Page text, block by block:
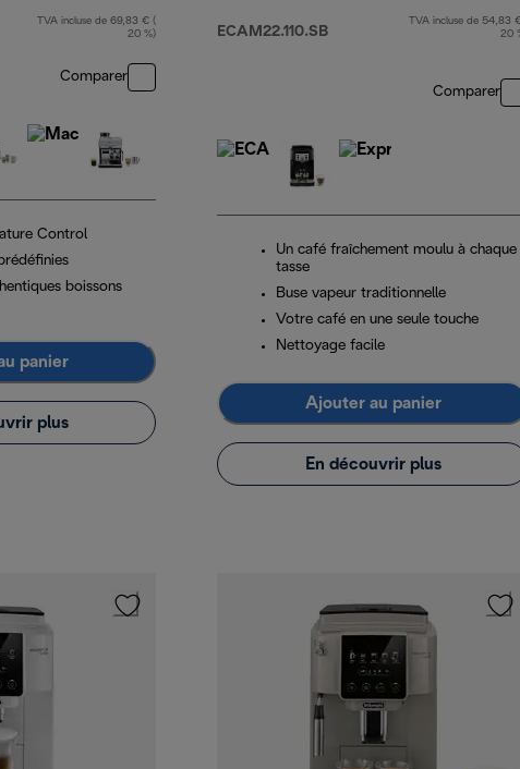
prix original 579,99 €
TVA incluse de 69,83 € (
20 %)
Comparer
Control
boissons
panier
plus
ECAM22.110.SB prix
TVA incluse de 54,83
20
Comparer
Un café fraîchement moulu à chaque
tasse
Buse vapeur traditionnelle
Votre café en une seule touche
Nettoyage facile
Ajouter au panier
En découvrir plus